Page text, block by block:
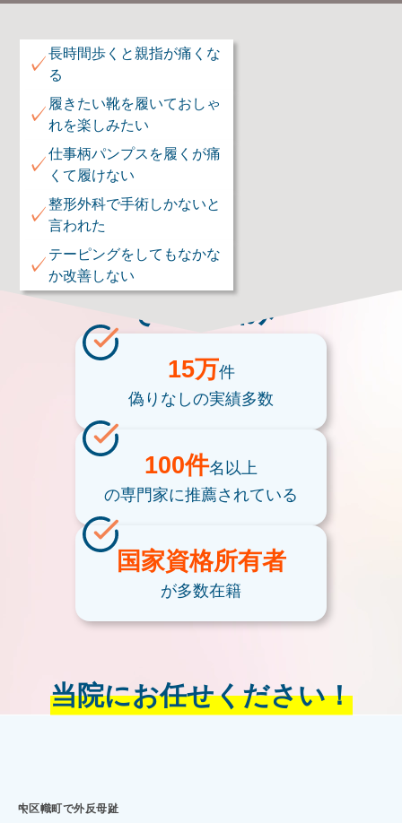
✓長時間歩くと親指が痛くな
る
✓履きたい靴を履いておしゃ
れを楽しみたい
✓仕事柄パンプスを履くが痛
くて履けない
✓整形外科で手術しかないと
言われた
✓ テーピングをしてもなかな
か改善しない
そのお悩み
15万件
偽りなしの実績多数
100件名以上
の専門家に推薦されている
国家資格所有者
が多数在籍
当院にお任せください！
中区幟町で外反母趾